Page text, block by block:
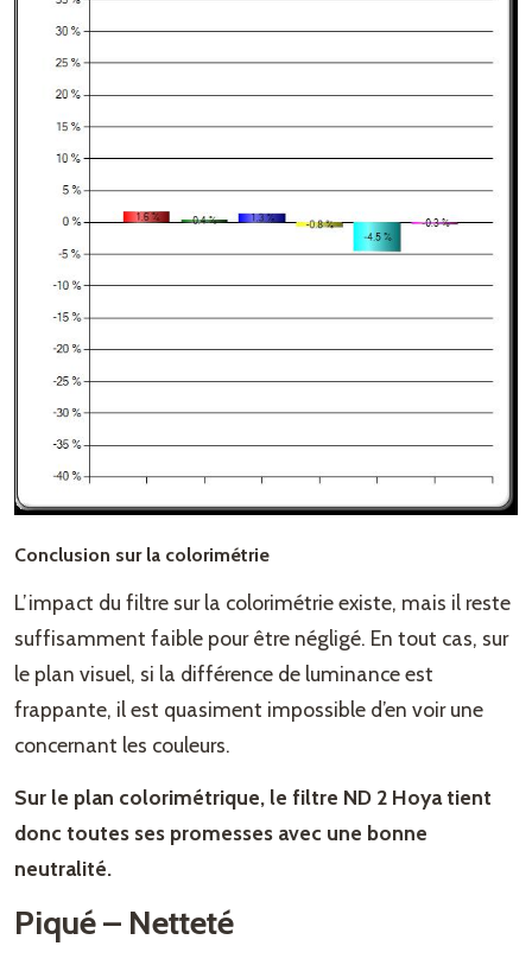
Conclusion sur la colorimétrie
L’impact du filtre sur la colorimétrie existe, mais il reste
suffisamment faible pour être négligé. En tout cas, sur
le plan visuel, si la différence de luminance est
frappante, il est quasiment impossible d’en voir une
concernant les couleurs.
Sur le plan colorimétrique, le filtre ND 2 Hoya tient
donc toutes ses promesses avec une bonne
neutralité.
Piqué – Netteté